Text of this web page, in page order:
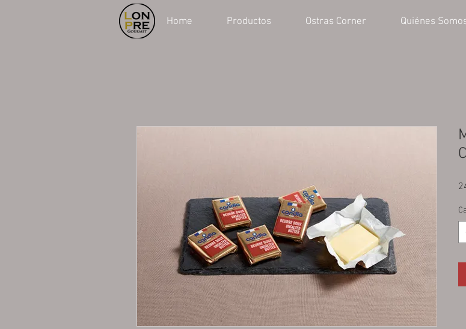
Home Productos Ostras Corner Quiénes